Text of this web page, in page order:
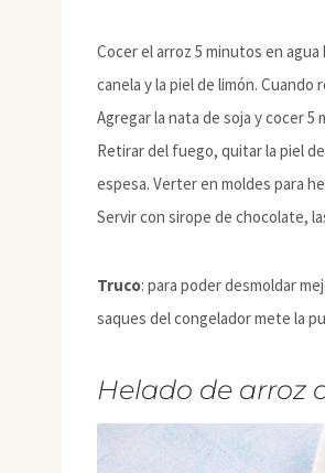
Cocer el arroz 5 minutos en
canela y la piel de limón.
Agregar la nata de soja y cocer 5
Retirar del fuego, quitar la piel
espesa. Verter en moldes para
Servir con sirope de chocolate,
Truco: para poder desmoldar
saques del congelador mete la
Helado de arroz